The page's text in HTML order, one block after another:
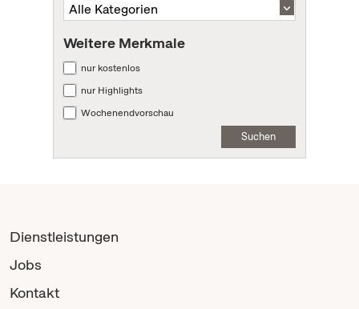
Weitere Merkmale
nur kostenlos
nur Highlights
Wochenendvorschau
Suchen
Dienstleistungen
Jobs
Kontakt